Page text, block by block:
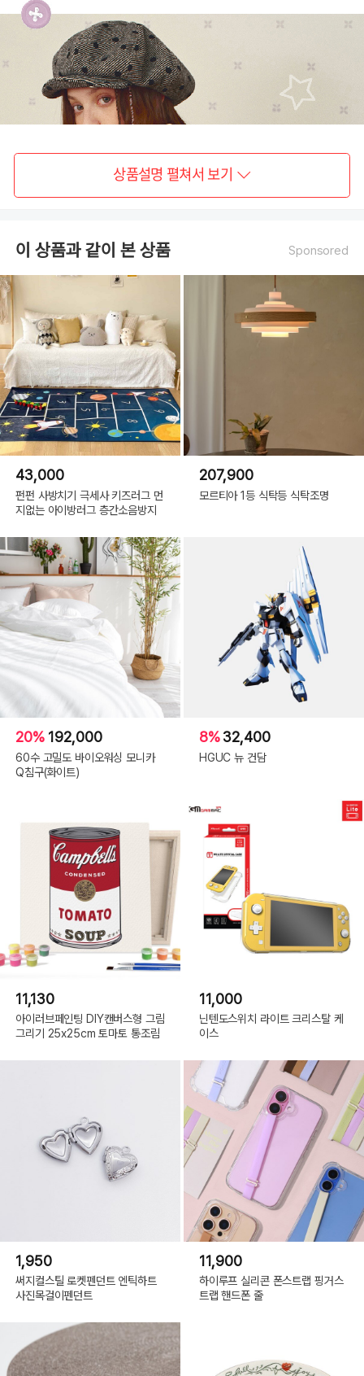
상품설명 펼쳐서 보기
이 상품과 같이 본 상품 Sponsored
43,000
펀펀 사방치기 극세사 키즈러그 먼
지없는 아이방러그 층간소음방지
207,900
모르티아 1등 식탁등 식탁조명
20% 192,000
60수 고밀도 바이오워싱 모니카
Q침구(화이트)
8%32,400
HGUC 뉴 건담
11,130
아이러브페인팅 DIY캔버스형 그림
그리기 25x25cm 토마토 통조림
11,000
닌텐도스위치 라이트 크리스탈 케
이스
1,950
써지컬스틸 로켓펜던트 엔틱하트
사진목걸이펜던트
11,900
하이루프 실리콘 폰스트랩 핑거스
트랩 핸드폰 줄